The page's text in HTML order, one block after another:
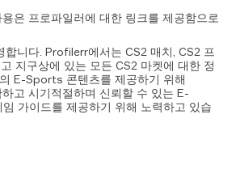
은 프로파일러에 대한 링크를 제공함으로
니다. Profilerr에서는 CS2 매치, CS2 프
지구상에 있는 모든 CS2 마켓에 대한 정
E-Sports 콘텐츠를 제공하기 위해
고 시기적절하며 신뢰할 수 있는 E-
가이드를 제공하기 위해 노력하고 있습